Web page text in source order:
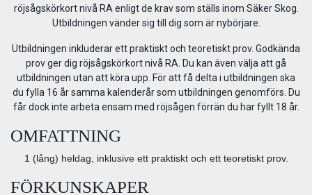
röjsågskörkort nivå RA enligt de krav som ställs inom Säker Skog.
Utbildningen vänder sig till dig som är nybörjare.
Utbildningen inkluderar ett praktiskt och teoretiskt prov. Godkända
prov ger dig röjsågskörkort nivå RA. Du kan även välja att gå
utbildningen utan att köra upp. För att få delta i utbildningen ska
du fylla 16 år samma kalenderår som utbildningen genomförs. Du
får dock inte arbeta ensam med röjsågen förrän du har fyllt 18 år.
OMFATTNING
1 (lång) heldag, inklusive ett praktiskt och ett teoretiskt prov.
FÖRKUNSKAPER